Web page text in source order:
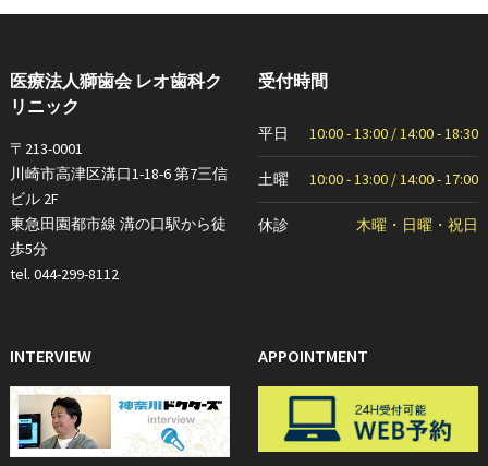
医療法人獅歯会 レオ歯科ク
リニック
〒213-0001
川崎市高津区溝口1-18-6 第7三信
ビル 2F
東急田園都市線 溝の口駅から徒
歩5分
tel. 044-299-8112
受付時間
平日 10:00 - 13:00 / 14:00 - 18:30
土曜 10:00 - 13:00 / 14:00 - 17:00
休診 木曜・日曜・祝日
INTERVIEW APPOINTMENT